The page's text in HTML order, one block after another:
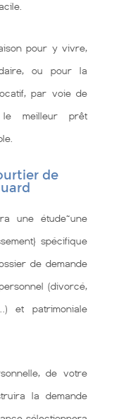
pour y vivre,
ou pour la
par voie de
le meilleur prêt
de
une étude~une
spécifique
de demande
(divorcé,
et patrimoniale
de votre
la demande